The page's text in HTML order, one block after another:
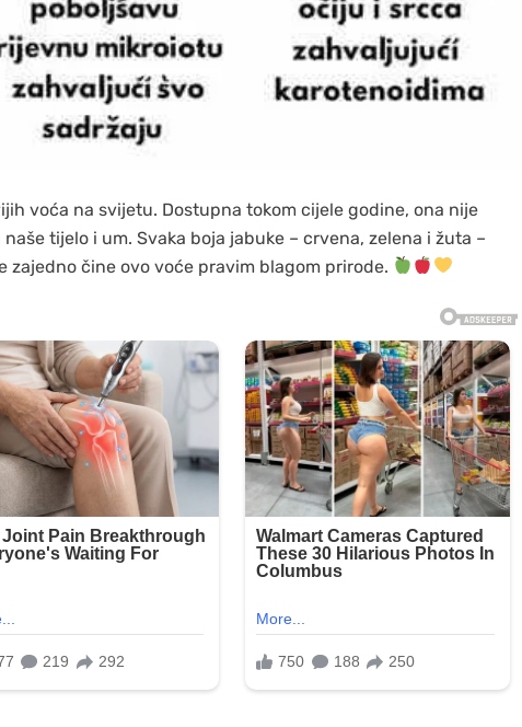
voća na svijetu. Dostupna tokom cijele godine, ona nije
tijelo i um. Svaka boja jabuke – crvena, zelena i žuta –
čine ovo voće pravim blagom prirode.